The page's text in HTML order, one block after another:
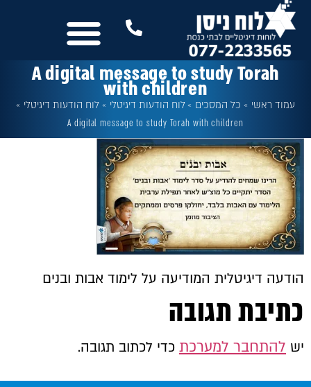
לתוכן
A digital message to study Torah
with children
עמוד ראשי » כל המסכים »לוח הודעות דיגיטלי »לוח הודעות דיגיטלי »
A digital message to study Torah with children
הודעה דיגיטלית המודיעה על לימוד אבות ובנים
כתיבת תגובה
יש להתחבר למערכת כדי לכתוב תגובה.